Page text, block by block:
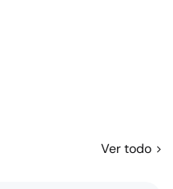
Ver todo